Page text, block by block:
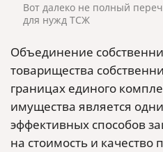
Вот далеко не полный
для нужд ТСЖ
Объединение
товарищества
границах единого
имущества является
эффективных способов
на стоимость и качество